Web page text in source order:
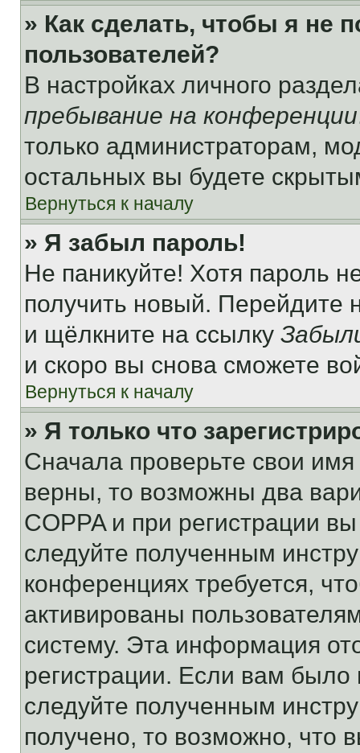
» Как сделать, чтобы я не
пользователей?
В настройках личного
пребывание на конференции
только администраторам,
остальных вы будете
Вернуться к началу
» Я забыл пароль!
Не паникуйте! Хотя пароль
получить новый. Перейдите
и щёлкните на ссылку
и скоро вы снова сможете
Вернуться к началу
» Я только что
Сначала проверьте свои
верны, то возможны два
COPPA и при регистрации
следуйте полученным
конференциях требуется,
активированы
систему. Эта информация
регистрации. Если вам
следуйте полученным
получено, то возможно, что